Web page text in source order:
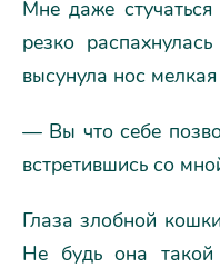
Мне даже
резко
высунула нос
— Вы что себе
встретившись со
Глаза злобной
Не будь она